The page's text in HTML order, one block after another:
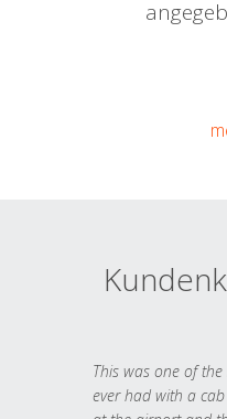
This was one of
ever had with a